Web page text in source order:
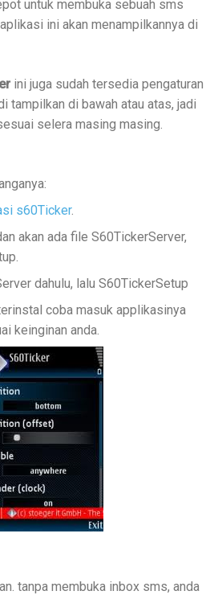
untuk membuka sebuah sms
ini akan menampilkannya di
ini juga sudah tersedia pengaturan
tampilkan di bawah atau atas, jadi
selera masing masing.
s60Ticker.
akan ada file S60TickerServer,
dahulu, lalu S60TickerSetup
coba masuk applikasinya
keinginan anda.
tanpa membuka inbox sms, anda